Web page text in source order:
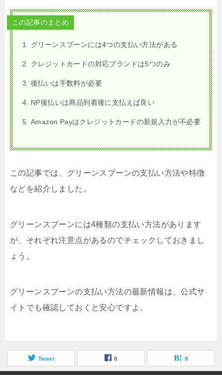
この記事のまとめ
グリーンスプーンには4つの支払い方法がある
クレジットカードの対応ブランドは5つのみ
後払いは手数料が必要
NP後払いは商品到着後に支払えば良い
Amazon Payはクレジットカードの新規入力が不必要
この記事では、グリーンスプーンの支払い方法や特徴
などを紹介しました。
グリーンスプーンには4種類の支払い方法があります
が、それぞれ注意点があるのでチェックしておきまし
ょう。
グリーンスプーンの支払い方法の最新情報は、公式サ
イトでも確認しておくと安心ですよ。
Tweet 0 0